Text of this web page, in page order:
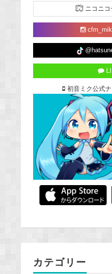
ニコニ
初音ミク公式ナ
カテゴリー